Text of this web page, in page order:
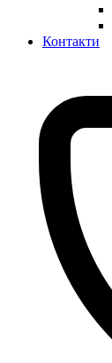
Контакти